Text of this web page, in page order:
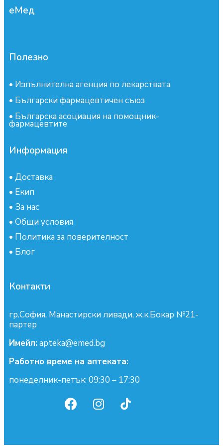
еМед
Полезно
• Изпълнителна агенция по лекарствата
• Български фармацевтичен съюз
• Българска асоциация на помощник-
фармацевтите
Информация
• Доставка
• Екип
• За нас
• Общи условия
• Политика за поверителност
• Блог
Контакти
гр.София, Манастирски ливади, ж.к.Бокар №21-
партер
Имейл:apteka@emed.bg
Работно време на аптеката:
понеделник-петък: 09:30 – 17:30